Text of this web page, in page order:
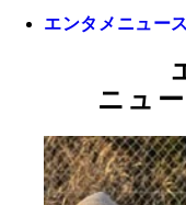
エンタメニュー
ニュ